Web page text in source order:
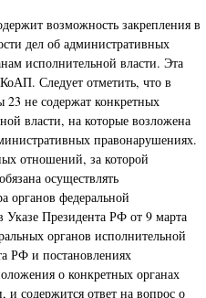
возможность закрепления в
дел об административных
исполнительной власти. Эта
Следует отметить, что в
не содержат конкретных
власти, на которые возложена
правонарушениях.
отношений, за которой
осуществлять
органов федеральной
Указе Президента РФ от 9 марта
органов исполнительной
РФ и постановлениях
о конкретных органах
и содержится ответ на вопрос о